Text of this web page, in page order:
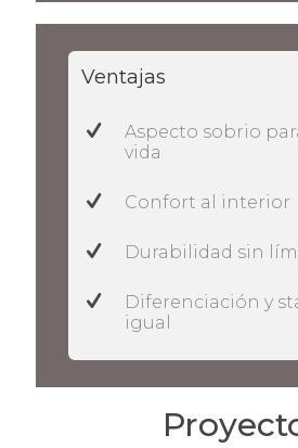
Ventajas
Aspecto sobrio
vida
Confort al interior
Durabilidad sin
Diferenciación y
igual